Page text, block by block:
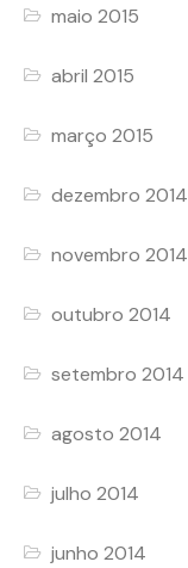
maio 2015
abril 2015
março 2015
dezembro 2014
novembro 2014
outubro 2014
setembro 2014
agosto 2014
julho 2014
junho 2014